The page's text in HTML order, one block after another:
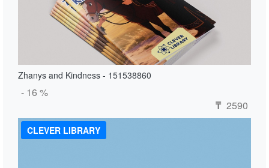
Zhanys and Kindness - 151538860
- 16 %
₸ 2590
CLEVER LIBRARY